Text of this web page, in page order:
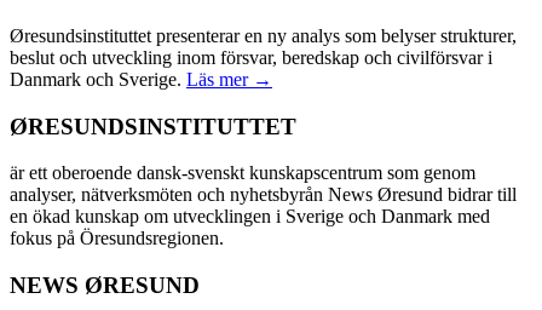
Øresundsinstituttet presenterar en ny analys som belyser strukturer,
beslut och utveckling inom försvar, beredskap och civilförsvar i
Danmark och Sverige. Läs mer →
ØRESUNDSINSTITUTTET
är ett oberoende dansk-svenskt kunskapscentrum som genom
analyser, nätverksmöten och nyhetsbyrån News Øresund bidrar till
en ökad kunskap om utvecklingen i Sverige och Danmark med
fokus på Öresundsregionen.
NEWS ØRESUND